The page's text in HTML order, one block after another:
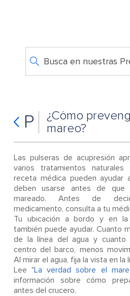
P
¿Cómo
mareo?
Las pulseras de acupresión
varios tratamientos
receta médica pueden ayudar
deben usarse antes de que
mareado. Antes de
medicamento, consulta a tu
Tu ubicación a bordo y en la
también puede ayudar. Cuanto
de la línea del agua y
centro del barco, menos
Al mirar el agua, fija la vista en la
Lee "La verdad sobre el
información sobre cómo
antes del crucero.